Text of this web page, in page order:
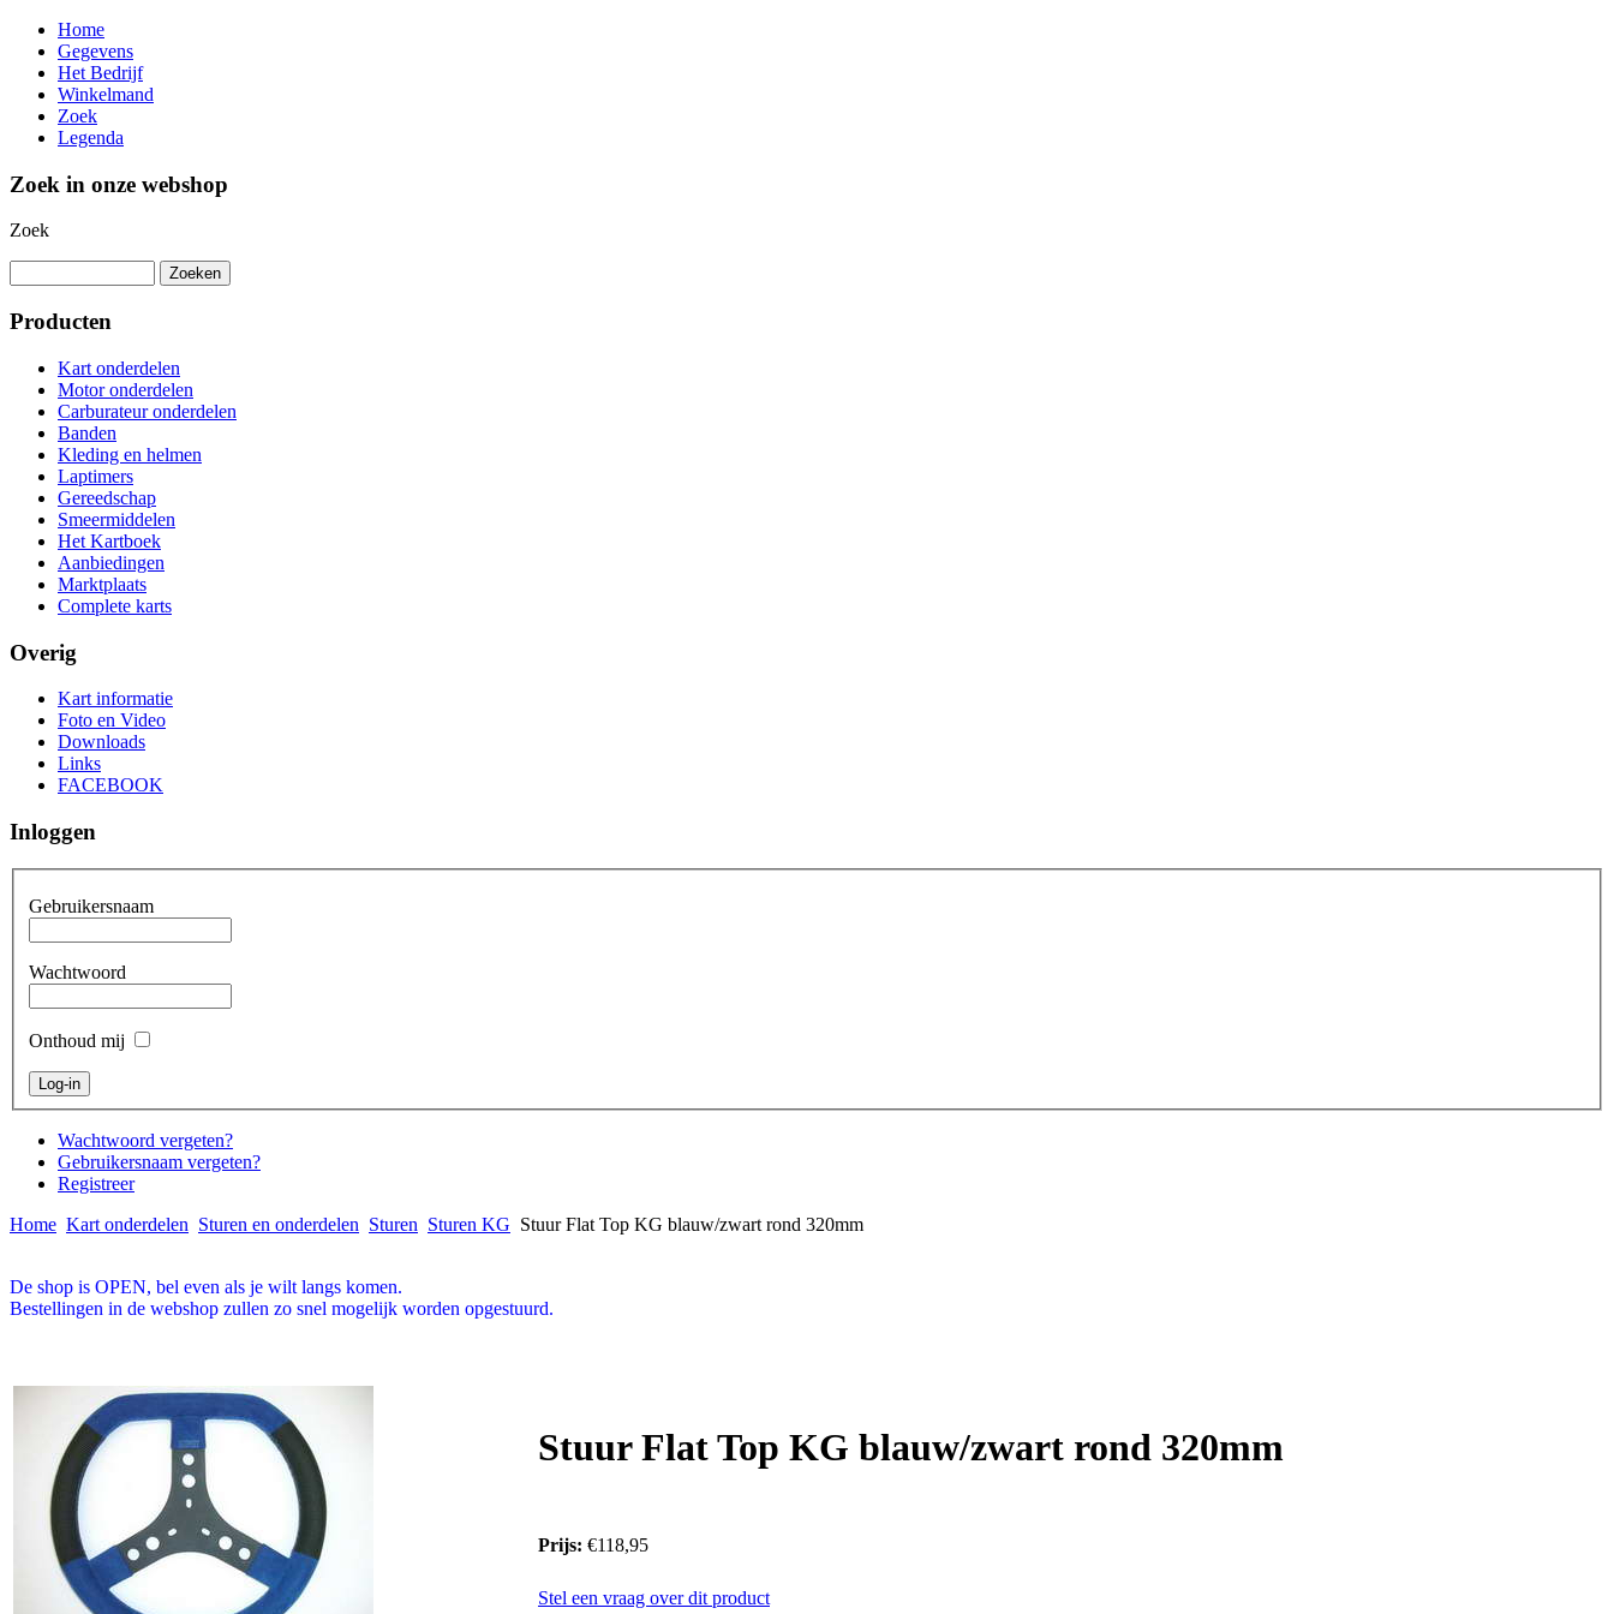
Home
Gegevens
Het Bedrijf
Winkelmand
Zoek
Legenda
Zoek in onze webshop
Zoek
Producten
Kart onderdelen
Motor onderdelen
Carburateur onderdelen
Banden
Kleding en helmen
Laptimers
Gereedschap
Smeermiddelen
Het Kartboek
Aanbiedingen
Marktplaats
Complete karts
Overig
Kart informatie
Foto en Video
Downloads
Links
FACEBOOK
Inloggen
Gebruikersnaam
Wachtwoord
Onthoud mij
Wachtwoord vergeten?
Gebruikersnaam vergeten?
Registreer
Home Kart onderdelen Sturen en onderdelen Sturen Sturen KG Stuur Flat Top KG blauw/zwart rond 320mm
De shop is OPEN, bel even als je wilt langs komen.
Bestellingen in de webshop zullen zo snel mogelijk worden opgestuurd.
Stuur Flat Top KG blauw/zwart rond 320mm
Prijs: €118,95
Stel een vraag over dit product